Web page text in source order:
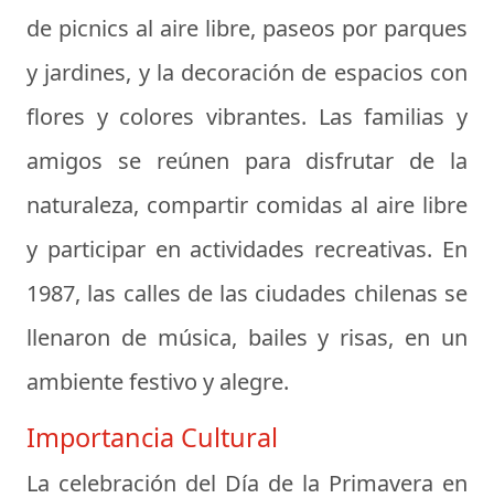
de picnics al aire libre, paseos por parques
y jardines, y la decoración de espacios con
flores y colores vibrantes. Las familias y
amigos se reúnen para disfrutar de la
naturaleza, compartir comidas al aire libre
y participar en actividades recreativas. En
1987, las calles de las ciudades chilenas se
llenaron de música, bailes y risas, en un
ambiente festivo y alegre.
Importancia Cultural
La celebración del Día de la Primavera en